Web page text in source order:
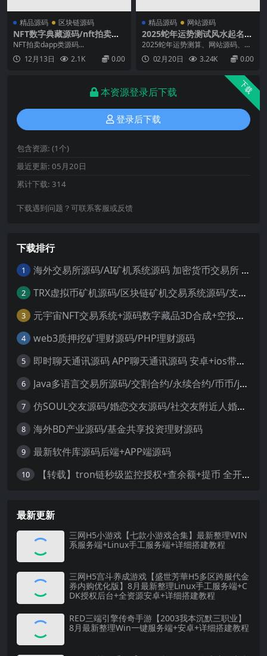
精品源码 区块链源码
NFT数字典藏源码/nft拍卖源
码/dapp典藏拍卖源码
NFT拍卖dapp类源码...
12月13日
2.1K 0.00
精品源码 网站源码
2025蛇年运势测试风水起名系
统源码 风水算命源码 周易运
势测算免费软件源码
2025蛇年运势测算、网站源码、风
水起名、八字算命、算财运姻缘
等...02月20日 3.24K 0.00
下载
本资源登录后下载
登录后下载
包含资源: (1个)
最近更新: 05月20日
累计下载: 314
下载遇到问题？可联系客服或反馈
下载排行
1 海外交易所源码/AI矿机系统源码 加密货币交易所 智能交易所源码
2 TRX虚拟币矿机源码/区块链矿机交易系统源码/支持 4国语言+usdt充值+搭建视频教程
3 元宇宙NFT交易系统+源码数字藏品3D合成+空投盲盒玩法抽集卡
4 web3质押挖矿理财源码/PHP理财源码
5 即时聊天通讯源码 APP聊天通讯源码 安卓+ios带后端源码控制
6 Java多语言交易所源码/交割合约/永续合约/币币/java服务端
7 仿SOUL交友源码/婚恋交友源码/社交友附近人婚恋约仿陌陌APP源码系统
8 海外BD产业源码/基金共享投资理财源码
9 最新软件库源码后端+APP端源码
10 【转载】tron链秒级监控授权+查余额+提币 全开源带视频教程文字教程
最新更新
三网H5小游戏【七款小游戏合集】最新整理WIN
系服务端+Linux手工服务端+详细搭建教程
三网H5宫斗养成游戏【盛世芳華H5多区跨服代金
券内购优化版】8月最新整理Linux手工服务端+C
DK授权后台+全资源安卓+详细搭建教程
RED三端引擎传奇手游【2003我本沉默三职业】
8月最新整理Win一键服务端+安卓+详细搭建教程